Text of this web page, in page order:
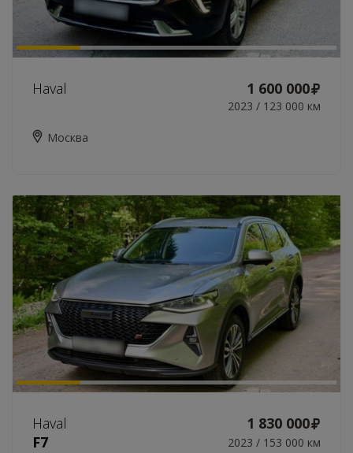
Haval 1 600 000
2023 / 123 000 км
Москва
Haval
1 830 000
F7
2023 / 153 000 км